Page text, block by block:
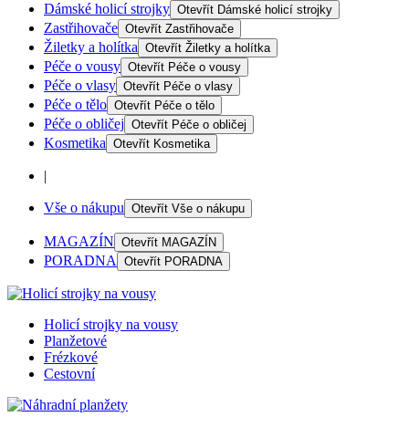
Dámské holicí strojky Otevřít Dámské holicí strojky
Zastřihovače Otevřít Zastřihovače
Žiletky a holítka Otevřít Žiletky a holítka
Péče o vousy Otevřít Péče o vousy
Péče o vlasy Otevřít Péče o vlasy
Péče o tělo Otevřít Péče o tělo
Péče o obličej Otevřít Péče o obličej
Kosmetika Otevřít Kosmetika
|
Vše o nákupu Otevřít Vše o nákupu
MAGAZÍN Otevřít MAGAZÍN
PORADNA Otevřít PORADNA
Holicí strojky na vousy
Planžetové
Frézkové
Cestovní